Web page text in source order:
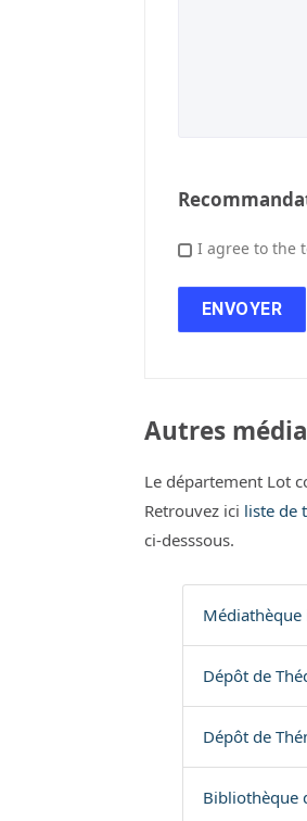
I agree to the
Autres
Le département Lot
Retrouvez ici liste de
ci-desssous.
Dépôt de
Dépôt de
Bibliothèque